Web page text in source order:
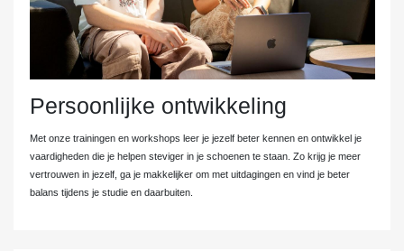
Persoonlijke ontwikkeling
Met onze trainingen en workshops leer je jezelf beter kennen en ontwikkel je
vaardigheden die je helpen steviger in je schoenen te staan. Zo krijg je meer
vertrouwen in jezelf, ga je makkelijker om met uitdagingen en vind je beter
balans tijdens je studie en daarbuiten.